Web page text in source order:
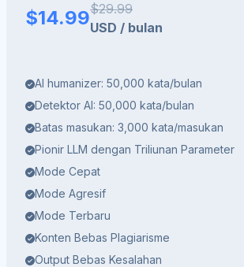
$14.99$29.99
USD / bulan
AI humanizer: 50,000 kata/bulan
Detektor AI: 50,000 kata/bulan
Batas masukan: 3,000 kata/masukan
Pionir LLM dengan Triliunan Parameter
Mode Cepat
Mode Agresif
Mode Terbaru
Konten Bebas Plagiarisme
Output Bebas Kesalahan